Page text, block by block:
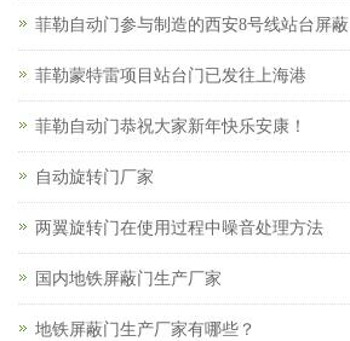
菲勒自动门参与制造的西安8号线站台屏蔽
菲勒蒙特雷项目站台门已发往上海港
菲勒自动门恭祝大家新年快乐安康！
自动旋转门厂家
两翼旋转门在使用过程中噪音处理方法
国内地铁屏蔽门生产厂家
地铁屏蔽门生产厂家有哪些？